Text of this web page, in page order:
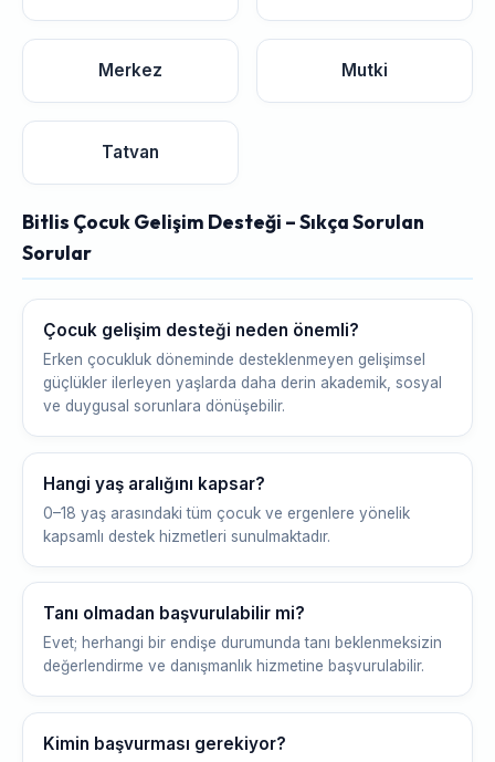
Merkez Mutki
Tatvan
Bitlis Çocuk Gelişim Desteği – Sıkça Sorulan
Sorular
Çocuk gelişim desteği neden önemli?
Erken çocukluk döneminde desteklenmeyen gelişimsel
güçlükler ilerleyen yaşlarda daha derin akademik, sosyal
ve duygusal sorunlara dönüşebilir.
Hangi yaş aralığını kapsar?
0–18 yaş arasındaki tüm çocuk ve ergenlere yönelik
kapsamlı destek hizmetleri sunulmaktadır.
Tanı olmadan başvurulabilir mi?
Evet; herhangi bir endişe durumunda tanı beklenmeksizin
değerlendirme ve danışmanlık hizmetine başvurulabilir.
Kimin başvurması gerekiyor?